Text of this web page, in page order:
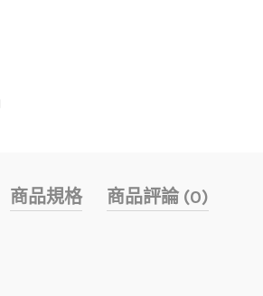
商品規格 商品評論 (0)